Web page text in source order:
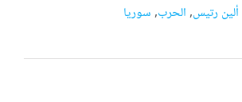
ألين رتيس,الحرب,سوريا